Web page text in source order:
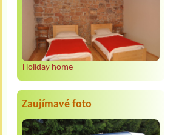
Holiday home
Zaujímavé foto